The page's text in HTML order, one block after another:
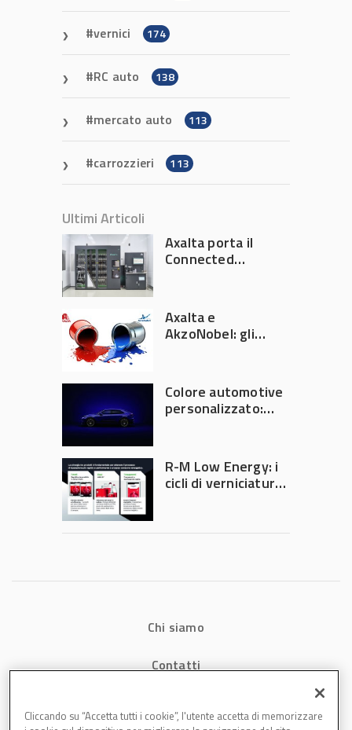
vernici 174
RC auto 138
mercato auto 113
carrozzieri 113
Ultimi Articoli
Axalta porta il
Connected
Automechanika
Frankfurt 2026
Axalta e
AkzoNobel: gli
Colore automotive
personalizzato:
diventa ingegneria
di precisione
R-M Low Energy: i
cicli di verniciatura
tempi e costi in
Chi siamo
Contatti
Cliccando su “Accetta tutti i cookie”, l'utente accetta di memorizzare